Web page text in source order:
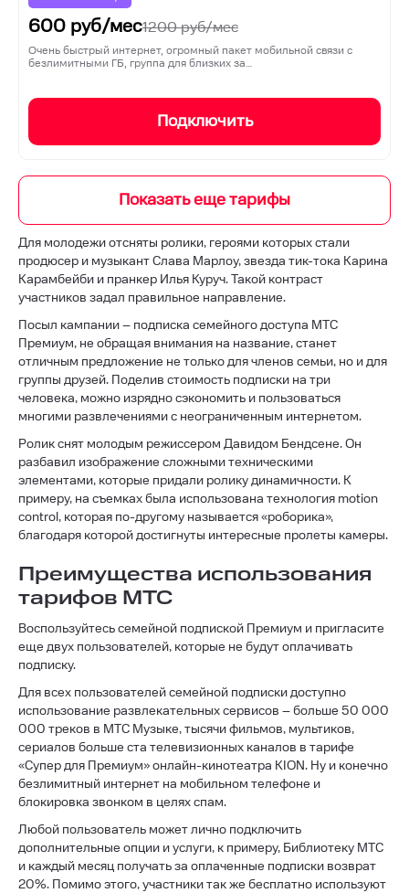
600 руб/мес1200руб/мес
Очень быстрый интернет, огромный пакет мобильной связи с
безлимитными ГБ, группа для близких за…
Подключить
Для молодежи отсняты ролики, героями которых стали
продюсер и музыкант Слава Марлоу, звезда тик-тока Карина
Карамбейби и пранкер Илья Куруч. Такой контраст
участников задал правильное направление.
Посыл кампании – подписка семейного доступа МТС
Премиум, не обращая внимания на название, станет
отличным предложение не только для членов семьи, но и для
группы друзей. Поделив стоимость подписки на три
человека, можно изрядно сэкономить и пользоваться
многими развлечениями с неограниченным интернетом.
Ролик снят молодым режиссером Давидом Бендсене. Он
разбавил изображение сложными техническими
элементами, которые придали ролику динамичности. К
примеру, на съемках была использована технология motion
control, которая по-другому называется «роборика»,
благодаря которой достигнуты интересные пролеты камеры.
Преимущества использования
тарифов МТС
Воспользуйтесь семейной подпиской Премиум и пригласите
еще двух пользователей, которые не будут оплачивать
подписку.
Для всех пользователей семейной подписки доступно
использование развлекательных сервисов – больше 50 000
000 треков в МТС Музыке, тысячи фильмов, мультиков,
сериалов больше ста телевизионных каналов в тарифе
«Супер для Премиум» онлайн-кинотеатра KION. Ну и конечно
безлимитный интернет на мобильном телефоне и
блокировка звонком в целях спам.
Любой пользователь может лично подключить
дополнительные опции и услуги, к примеру, Библиотеку МТС
и каждый месяц получать за оплаченные подписки возврат
20%. Помимо этого, участники так же бесплатно используют